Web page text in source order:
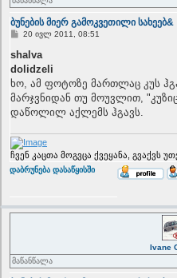
ბუნების მიერ გამოკვეთილი სახეებ&
P
s
20 ივლ 2011, 08:51
shalva
dolidzeli
ხო, ამ ფოტოზე მართლაც კუს
მარჯვნიდან თუ მოუვლით,
დაწოლილ აქლემს ჰგავს.
ჩვენ კაცთა მოგვცა ქვეყანა, გვაქვს
T
დაბრუნება დასაწყისში
Ivane
მაწანწალა